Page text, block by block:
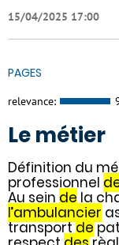
15/04/2025 17:00
PAGES
relevance:
Le métier
Définition du
professionnel
Au sein de la
l’ambulancier
transportde